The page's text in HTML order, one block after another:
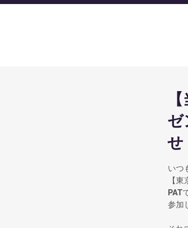
ゼ
せ
いつ
【
PAT
参加